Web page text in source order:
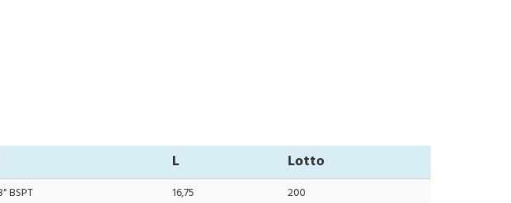
L Lotto
BSPT 16,75
200